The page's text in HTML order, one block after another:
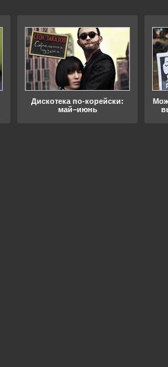
Дискотека по-корейски:
май–июнь